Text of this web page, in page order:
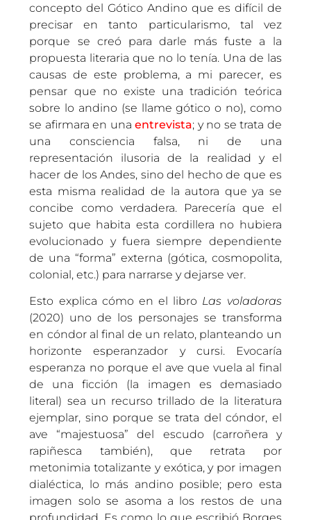
concepto del Gótico Andino que es difícil de
precisar en tanto particularismo, tal vez
porque se creó para darle más fuste a la
propuesta literaria que no lo tenía. Una de las
causas de este problema, a mi parecer, es
pensar que no existe una tradición teórica
sobre lo andino (se llame gótico o no), como
se afirmara en unaentrevista; y no se trata de
una consciencia falsa, ni de una
representación ilusoria de la realidad y el
hacer de los Andes, sino del hecho de que es
esta misma realidad de la autora que ya se
concibe como verdadera. Parecería que el
sujeto que habita esta cordillera no hubiera
evolucionado y fuera siempre dependiente
de una “forma” externa (gótica, cosmopolita,
colonial, etc.) para narrarse y dejarse ver.
Esto explica cómo en el libro Las voladoras
(2020) uno de los personajes se transforma
en cóndor al final de un relato, planteando un
horizonte esperanzador y cursi. Evocaría
esperanza no porque el ave que vuela al final
de una ficción (la imagen es demasiado
literal) sea un recurso trillado de la literatura
ejemplar, sino porque se trata del cóndor, el
ave “majestuosa” del escudo (carroñera y
rapiñesca también), que retrata por
metonimia totalizante y exótica, y por imagen
dialéctica, lo más andino posible; pero esta
imagen solo se asoma a los restos de una